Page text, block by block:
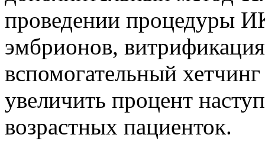
проведении процедуры
эмбрионов,
вспомогательный
увеличить процент
возрастных пациенток.